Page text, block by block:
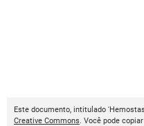
Este documento, intitulado
Creative Commons. Você pode